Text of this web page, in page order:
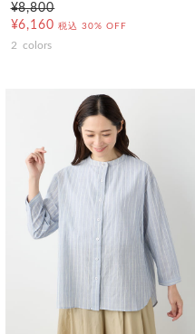
¥8,800
¥6,160 税込 30% OFF
2 colors